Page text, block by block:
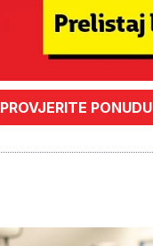
PROVJERITE PONUDU